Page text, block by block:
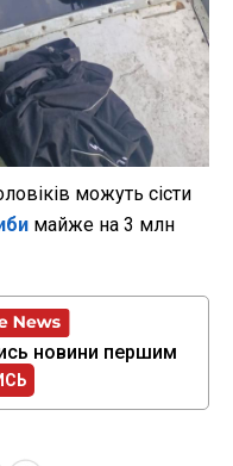
можуть сісти
майже на 3 млн
новини першим